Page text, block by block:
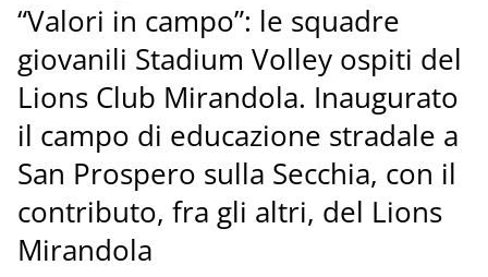
“Valori in campo”: le squadre
giovanili Stadium Volley ospiti del
Lions Club Mirandola. Inaugurato
il campo di educazione stradale a
San Prospero sulla Secchia, con il
contributo, fra gli altri, del Lions
Mirandola